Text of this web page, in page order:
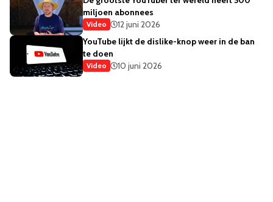
miljoen abonnees
Video
12 juni 2026
YouTube lijkt de dislike-knop weer in de ban
te doen
Video 10 juni 2026